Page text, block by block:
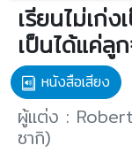
เรียนไม่เก่
เป็นได้แค่ลู
หนังสือเสียง
ผู้แต่ง :
ซากิ)